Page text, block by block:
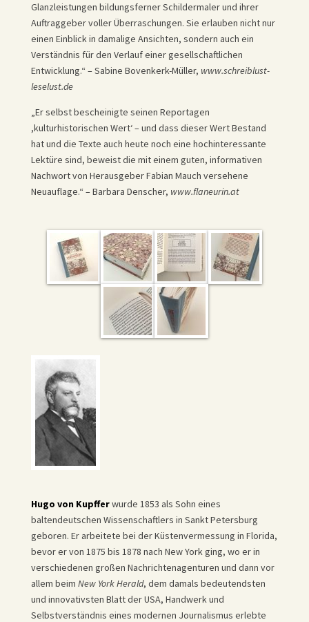
Glanzleistungen bildungsferner Schildermaler und ihrer
Auftraggeber voller Überraschungen. Sie erlauben nicht nur
einen Einblick in damalige Ansichten, sondern auch ein
Verständnis für den Verlauf einer gesellschaftlichen
Entwicklung.“ – Sabine Bovenkerk-Müller, www.schreiblust-
leselust.de
„Er selbst bescheinigte seinen Reportagen
,kulturhistorischen Wert‘ – und dass dieser Wert Bestand
hat und die Texte auch heute noch eine hochinteressante
Lektüre sind, beweist die mit einem guten, informativen
Nachwort von Herausgeber Fabian Mauch versehene
Neuauflage.“ – Barbara Denscher, www.flaneurin.at
Hugo von Kupfferwurde 1853 als Sohn eines
baltendeutschen Wissenschaftlers in Sankt Petersburg
geboren. Er arbeitete bei der Küstenvermessung in Florida,
bevor er von 1875 bis 1878 nach New York ging, wo er in
verschiedenen großen Nachrichtenagenturen und dann vor
allem beim New York Herald, dem damals bedeutendsten
und innovativsten Blatt der USA, Handwerk und
Selbstverständnis eines modernen Journalismus erlebte